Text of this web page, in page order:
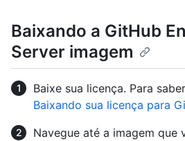
Baixando a GitHub
Server imagem
Baixe sua licença. Para
Baixando sua licença para
Navegue até a imagem que